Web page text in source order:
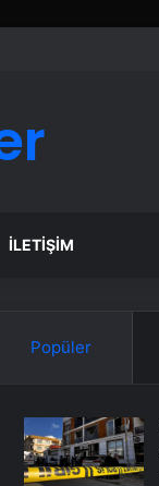
İLETIŞIM
Popüler